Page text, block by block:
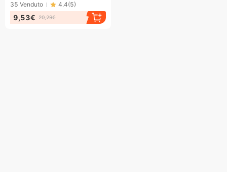
35 Venduto 4.4(5)
9,53€ 20,29€